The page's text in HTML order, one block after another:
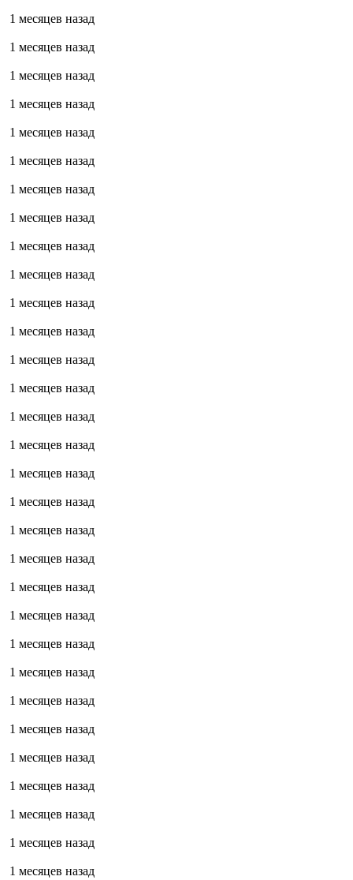
1 месяцев назад
1 месяцев назад
1 месяцев назад
1 месяцев назад
1 месяцев назад
1 месяцев назад
1 месяцев назад
1 месяцев назад
1 месяцев назад
1 месяцев назад
1 месяцев назад
1 месяцев назад
1 месяцев назад
1 месяцев назад
1 месяцев назад
1 месяцев назад
1 месяцев назад
1 месяцев назад
1 месяцев назад
1 месяцев назад
1 месяцев назад
1 месяцев назад
1 месяцев назад
1 месяцев назад
1 месяцев назад
1 месяцев назад
1 месяцев назад
1 месяцев назад
1 месяцев назад
1 месяцев назад
1 месяцев назад